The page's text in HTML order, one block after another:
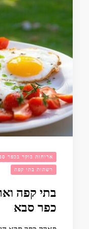
ארוחות בוקר בכפר
רשתות בתי קפה
בתי קפה
כפר סבא